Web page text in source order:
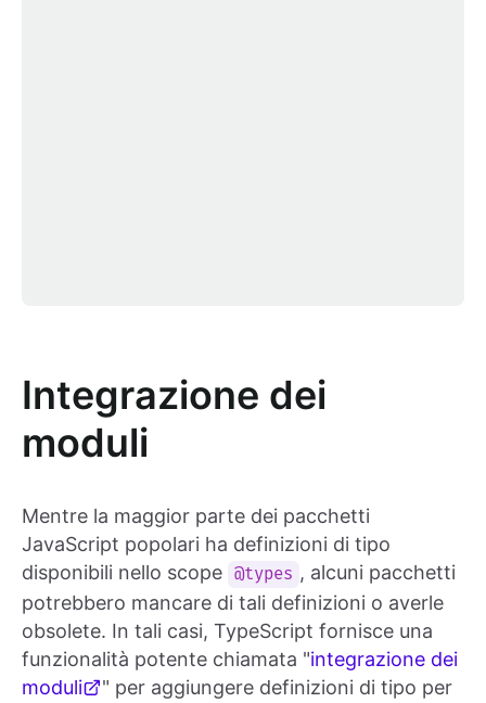
Integrazione dei
moduli
Mentre la maggior parte dei pacchetti
JavaScript popolari ha definizioni di tipo
disponibili nello scope @types , alcuni pacchetti
potrebbero mancare di tali definizioni o averle
obsolete. In tali casi, TypeScript fornisce una
funzionalità potente chiamata "integrazione dei
moduli
" per aggiungere definizioni di tipo per